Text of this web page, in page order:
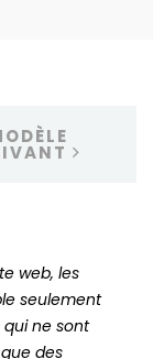
web, les
seulement
ne sont
des